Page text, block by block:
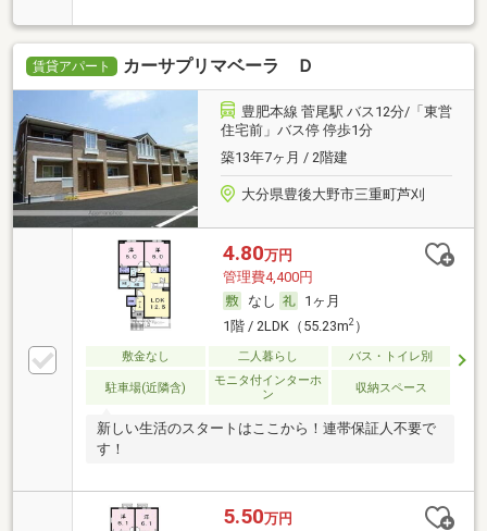
賃貸アパート カーサプリマベーラ Ｄ
豊肥本線 菅尾駅 バス12分/「東営
住宅前」バス停 停歩1分
築13年7ヶ月 / 2階建
大分県豊後大野市三重町芦刈
4.80万円
管理費4,400円
なし
1ヶ月
1階 / 2LDK（55.23m2）
敷金なし 二人暮らし バス・トイレ別
駐車場(近隣含)
モニタ付インターホ
ン
収納スペース
新しい生活のスタートはここから！連帯保証人不要で
す！
5.50万円